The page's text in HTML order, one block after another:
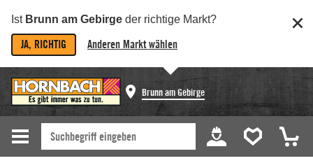
Ist Brunn am Gebirge der richtige Markt?
JA, RICHTIG Anderen Markt wählen
Brunn am Gebirge